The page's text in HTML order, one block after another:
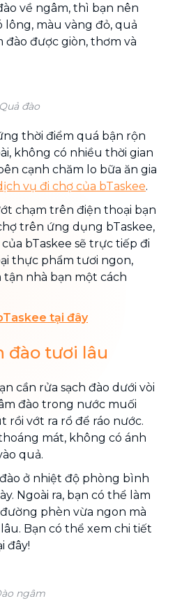
về ngâm, thì bạn nên
lông, màu vàng đỏ, quả
đào được giòn, thơm và
Quả đào
thời điểm quá bận rộn
không có nhiều thời gian
cạnh chăm lo bữa ăn gia
vụ đi chợ của bTaskee.
chạm trên điện thoại bạn
trên ứng dụng bTaskee,
bTaskee sẽ trực tiếp đi
thực phẩm tươi ngon,
nhà bạn một cách
tại đây
đào tươi lâu
cần rửa sạch đào dưới vòi
đào trong nước muối
rồi vớt ra rổ để ráo nước.
mát, không có ánh
quả.
ở nhiệt độ phòng bình
Ngoài ra, bạn có thể làm
phèn vừa ngon mà
Bạn có thể xem chi tiết
đây!
ngâm